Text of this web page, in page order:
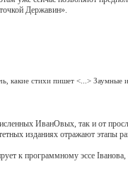
Державин».
стихи пишет <...> Заумные и
ИванОвых, так и от
изданиях отражают этапы
к программному эссе